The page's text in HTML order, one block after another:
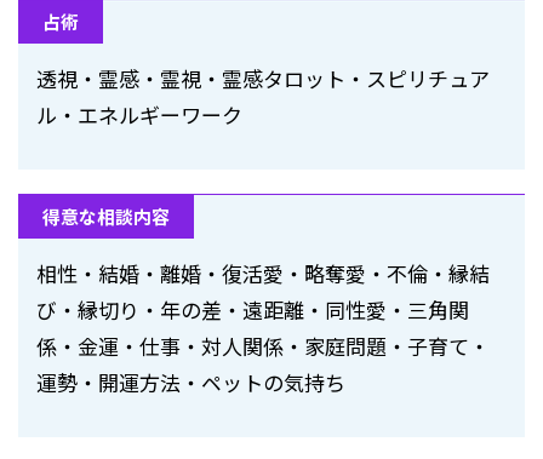
占術
透視・霊感・霊視・霊感タロット・スピリチュア
ル・エネルギーワーク
得意な相談内容
相性・結婚・離婚・復活愛・略奪愛・不倫・縁結
び・縁切り・年の差・遠距離・同性愛・三角関
係・金運・仕事・対人関係・家庭問題・子育て・
運勢・開運方法・ペットの気持ち